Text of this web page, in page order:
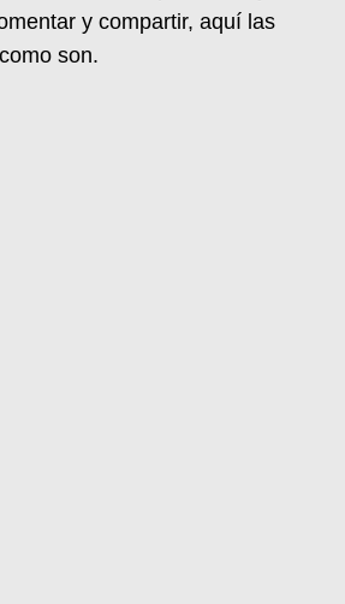
y compartir, aquí las
son.